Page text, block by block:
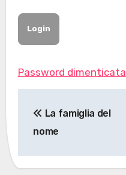
Password dimenticata
articoli
La famiglia del
nome